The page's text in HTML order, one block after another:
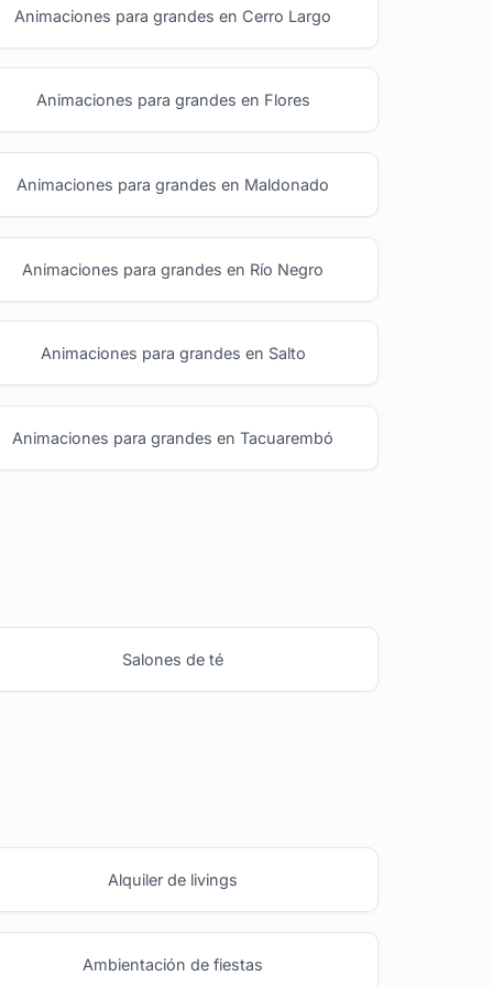
Animaciones para grandes en Cerro Largo
Animaciones para grandes en Flores
Animaciones para grandes en Maldonado
Animaciones para grandes en Río Negro
Animaciones para grandes en Salto
Animaciones para grandes en Tacuarembó
Salones de té
Alquiler de livings
Ambientación de fiestas